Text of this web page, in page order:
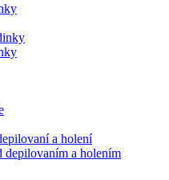
a holení
depilovaním a holením